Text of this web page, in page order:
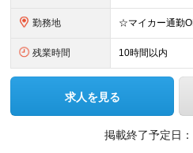
勤務地
残業時間 10時間以内
求人を見る
掲載終了予定日：